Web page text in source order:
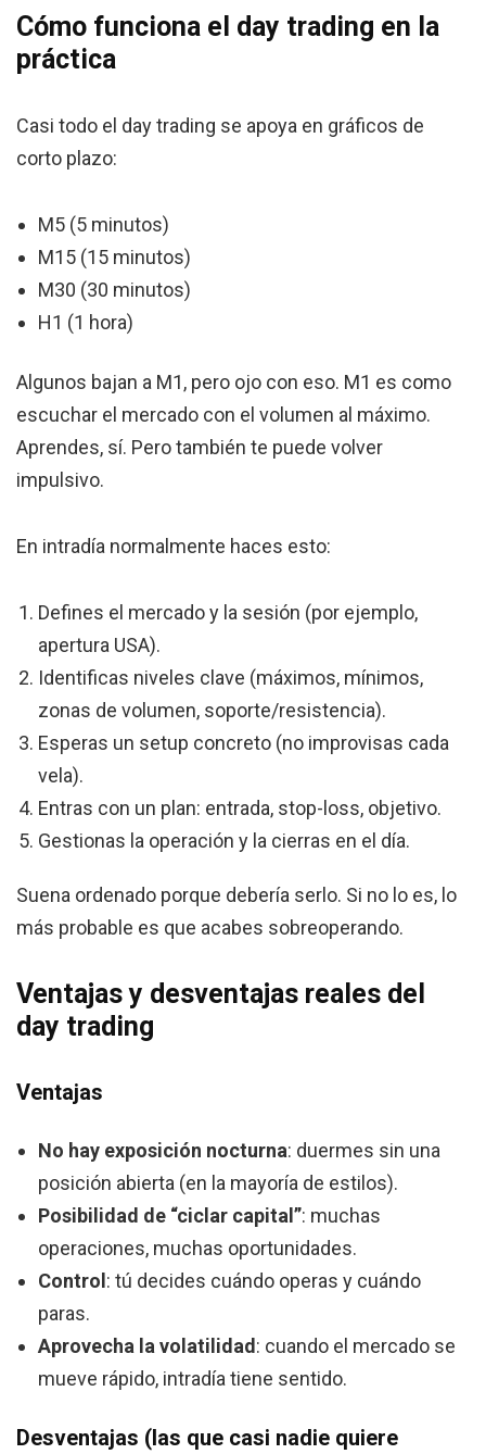
Cómo funciona el day trading en la
práctica
Casi todo el day trading se apoya en gráficos de
corto plazo:
M5 (5 minutos)
M15 (15 minutos)
M30 (30 minutos)
H1 (1 hora)
Algunos bajan a M1, pero ojo con eso. M1 es como
escuchar el mercado con el volumen al máximo.
Aprendes, sí. Pero también te puede volver
impulsivo.
En intradía normalmente haces esto:
Defines el mercado y la sesión (por ejemplo,
apertura USA).
Identificas niveles clave (máximos, mínimos,
zonas de volumen, soporte/resistencia).
Esperas un setup concreto (no improvisas cada
vela).
Entras con un plan: entrada, stop-loss, objetivo.
Gestionas la operación y la cierras en el día.
Suena ordenado porque debería serlo. Si no lo es, lo
más probable es que acabes sobreoperando.
Ventajas y desventajas reales del
day trading
Ventajas
No hay exposición nocturna: duermes sin una
posición abierta (en la mayoría de estilos).
Posibilidad de “ciclar capital”: muchas
operaciones, muchas oportunidades.
Control : tú decides cuándo operas y cuándo
paras.
Aprovecha la volatilidad : cuando el mercado se
mueve rápido, intradía tiene sentido.
Desventajas (las que casi nadie quiere